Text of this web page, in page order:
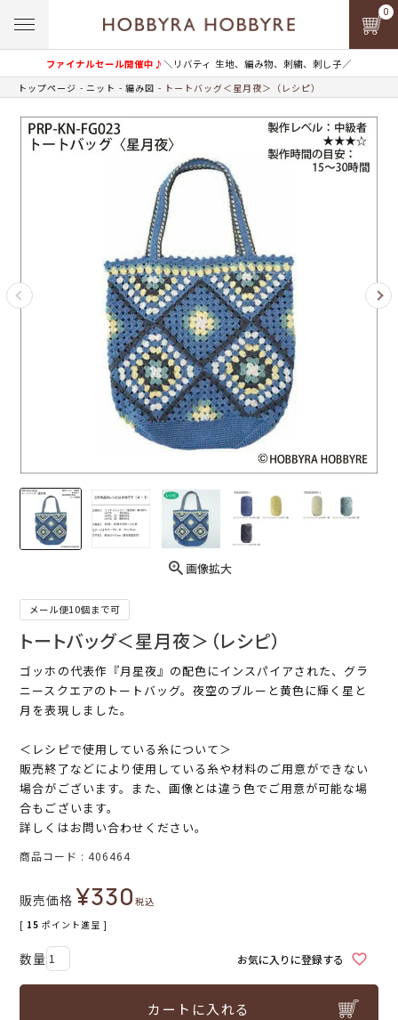
ファイナルセール開催中♪＼リバティ 生地、編み物、刺繍、刺し子／
0
トップページ ニット 編み図 トートバッグ＜星月夜＞（レシピ）
画像拡大
メール便10個まで可
トートバッグ＜星月夜＞（レシピ）
ゴッホの代表作『月星夜』の配色にインスパイアされた、グラ
ニースクエアのトートバッグ。夜空のブルーと黄色に輝く星と
月を表現しました。
＜レシピで使用している糸について＞
販売終了などにより使用している糸や材料のご用意ができない
場合がございます。また、画像とは違う色でご用意が可能な場
合もございます。
詳しくはお問い合わせください。
商品コード 406464
販売価格 ¥330税込
[ 15 ポイント進呈 ]
お気に入りに登録する
カートに入れる